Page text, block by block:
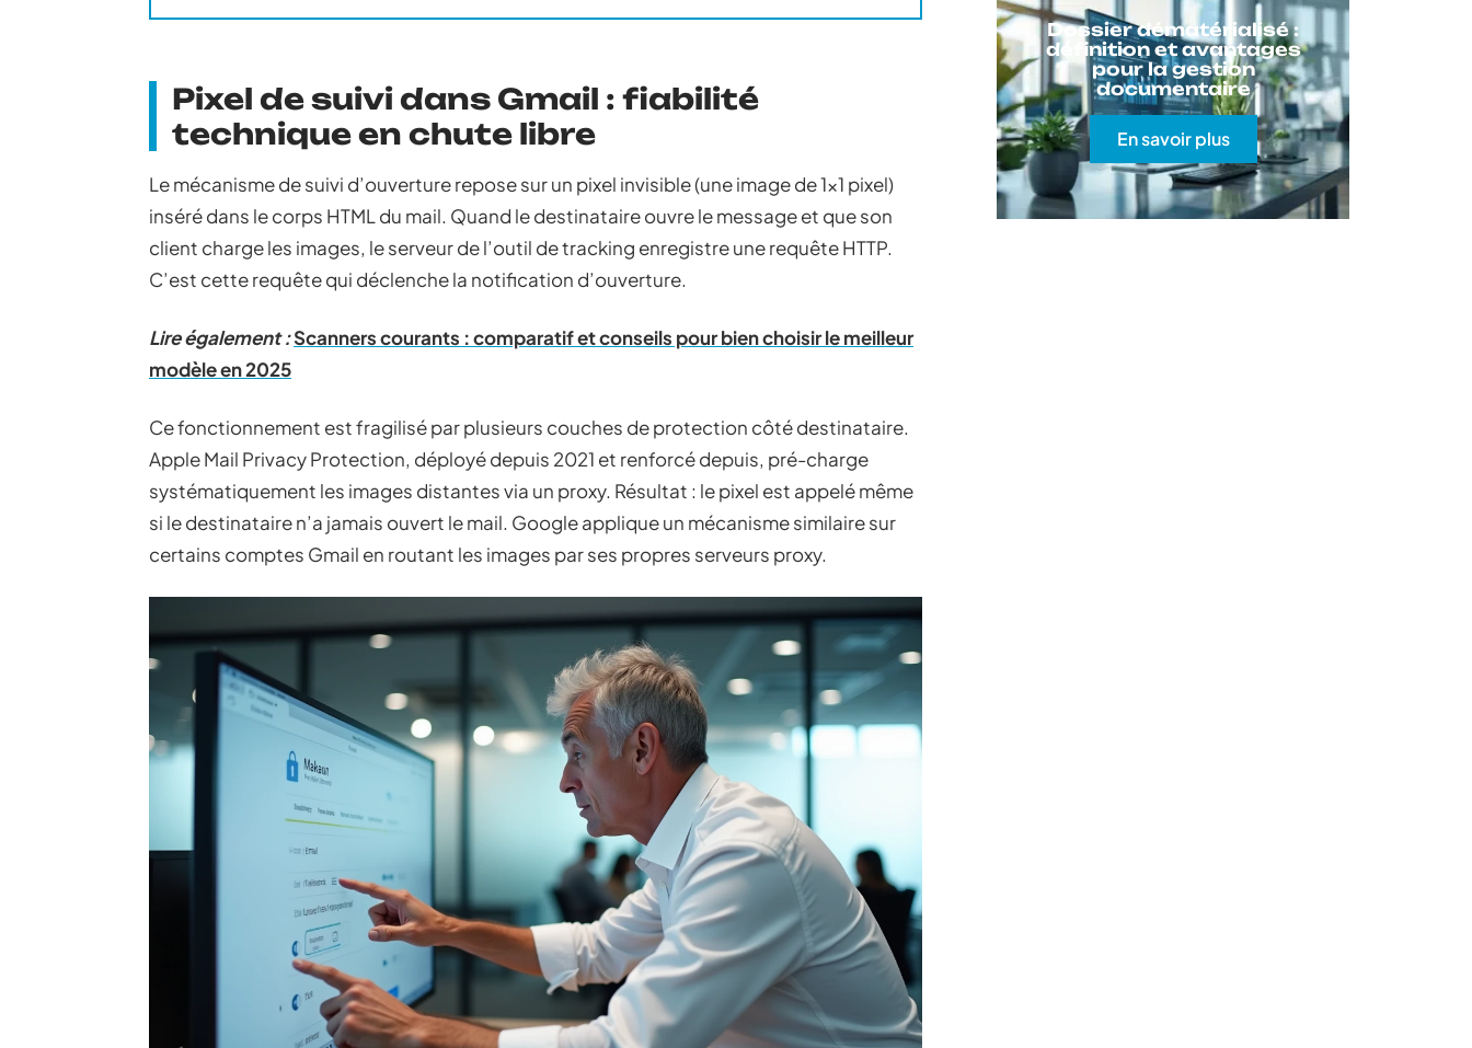
Pixel de suivi dans Gmail : fiabilité
technique en chute libre
Le mécanisme de suivi d’ouverture repose sur un pixel invisible (une image de 1×1 pixel)
inséré dans le corps HTML du mail. Quand le destinataire ouvre le message et que son
client charge les images, le serveur de l’outil de tracking enregistre une requête HTTP.
C’est cette requête qui déclenche la notification d’ouverture.
Lire également :Scanners courants : comparatif et conseils pour bien choisir le meilleur
modèle en 2025
Ce fonctionnement est fragilisé par plusieurs couches de protection côté destinataire.
Apple Mail Privacy Protection, déployé depuis 2021 et renforcé depuis, pré-charge
systématiquement les images distantes via un proxy. Résultat : le pixel est appelé même
si le destinataire n’a jamais ouvert le mail. Google applique un mécanisme similaire sur
certains comptes Gmail en routant les images par ses propres serveurs proxy.
Dossier dématérialisé :
définition et avantages
pour la gestion
documentaire
En savoir plus